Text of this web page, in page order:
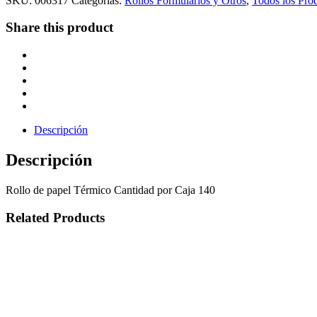
Share this product
Descripción
Descripción
Rollo de papel Térmico Cantidad por Caja 140
Related Products